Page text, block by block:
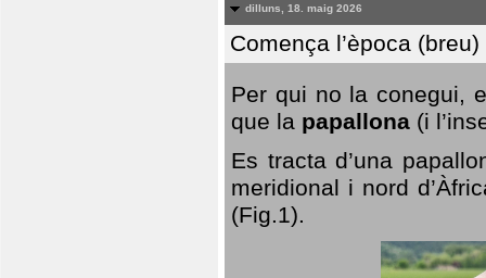
dilluns, 18. maig 2026
Comença l’època
Per qui no la conegui,
que la papallona (i
Es tracta d’una
meridional i nord
(Fig.1).